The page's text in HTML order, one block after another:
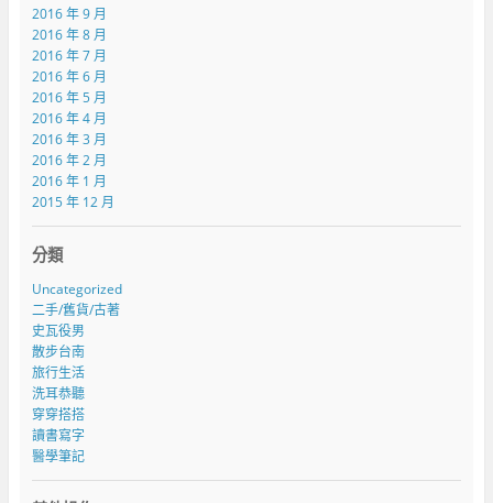
2016 年 9 月
2016 年 8 月
2016 年 7 月
2016 年 6 月
2016 年 5 月
2016 年 4 月
2016 年 3 月
2016 年 2 月
2016 年 1 月
2015 年 12 月
分類
Uncategorized
二手/舊貨/古著
史瓦役男
散步台南
旅行生活
洗耳恭聽
穿穿搭搭
讀書寫字
醫學筆記